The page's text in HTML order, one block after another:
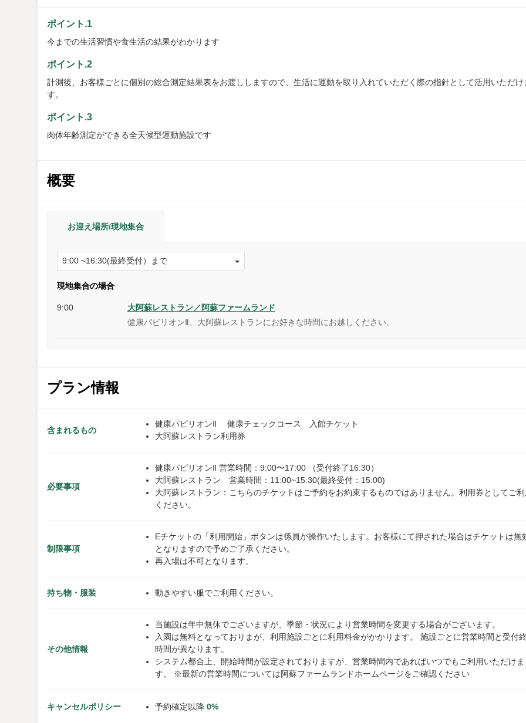
ポイント.1
今までの生活習慣や食生活の結果がわかります
ポイント.2
計測後、お客様ごとに個別の総合測定結果表をお渡ししますので、生活に運動を取り入れていただく際の指針として活用いただけ
す。
ポイント.3
肉体年齢測定ができる全天候型運動施設です
概要
お迎え場所/現地集合
現地集合の場合
9:00
大阿蘇レストラン／阿蘇ファームランド
健康パビリオンⅡ、大阿蘇レストランにお好きな時間にお越しください。
プラン情報
含まれるもの
健康パビリオンⅡ 健康チェックコース 入館チケット
大阿蘇レストラン利用券
必要事項
健康パビリオンⅡ 営業時間：9:00〜17:00 （受付終了16:30）
大阿蘇レストラン 営業時間：11:00~15:30(最終受付：15:00)
大阿蘇レストラン：こちらのチケットはご予約をお約束するものではありません。利用券としてご
ください。
制限事項
Eチケットの「利用開始」ボタンは係員が操作いたします。お客様にて押された場合はチケットは無
となりますので予めご了承ください。
再入場は不可となります。
持ち物・服装 動きやすい服でご利用ください。
その他情報
当施設は年中無休でございますが、季節・状況により営業時間を変更する場合がございます。
入園は無料となっておりまが、利用施設ごとに利用料金がかかります。 施設ごとに営業時間と受付
時間が異なります。
システム都合上、開始時間が設定されておりますが、営業時間内であればいつでもご利用いただけま
す。 ※最新の営業時間については阿蘇ファームランドホームページをご確認ください
キャンセルポリシー 予約確定以降 0%